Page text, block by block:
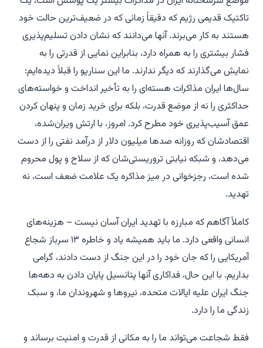
تاکتیک قدیمی رژیم که دقیقاً زمانی که در ضعیف‌ترین حالت خود
هستند به کار می‌برند. آنها می‌دانند که نشان دادن تسلیم‌پذیری
فشار بیشتری را به همراه دارد، بنابراین نمایی از قدرتی را به
نمایش می‌گذارند که دیگر ندارند. ما این سناریو را قبلاً دیده‌ایم:
سال‌ها ایران مذاکرات هسته‌ای را به تأخیر انداخت و خواسته‌های
حداکثری را نه از موضع قدرت، بلکه برای خرید زمان و پنهان کردن
عمق آسیب‌پذیری خود مطرح کرد. امروز، با ارتش ویران‌شده،
اقتصادشان که روزانه صدها میلیون دلار از درآمد نفتی را از دست
می‌دهد، و شبکه نیابتی تروریستی‌شان که از سلاح و پول محروم
شده است، رجزخوانی در میز مذاکره یک علامت ضعف است، نه
تهدید.
کاملاً آگاهم که مبارزه با تهدید ایران آسان نیست – هزینه‌های
انسانی واقعی دارد. ما باید همیشه یاد و خاطره ۱۳ سرباز شجاع
آمریکایی را که جان خود را در این جنگ از دست دادند، گرامی
بداریم. با این حال، فداکاری آنها پتانسیل پایان دادن به دهه‌ها
جنگ ایران علیه ایالات متحده، نیروها و شهروندان ما، و سبک
زندگی ما را دارد.
فقط شجاعت می‌تواند ما را به مکانی از قدرت و امنیت برساند و